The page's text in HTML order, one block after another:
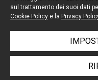
© Portolano
sul trattamento dei suoi dati
Cookie Policy e la Privacy